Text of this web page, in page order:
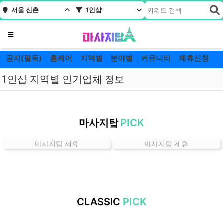
서울 신촌 1인샵
메뉴
공지(필독) 홈케어 지역별 분야별 커뮤니티 제휴신청
1인샵 지역별 인기업체 정보
마사지탑 PICK
마사지탑 제휴 마사지탑 제휴
CLASSIC PICK